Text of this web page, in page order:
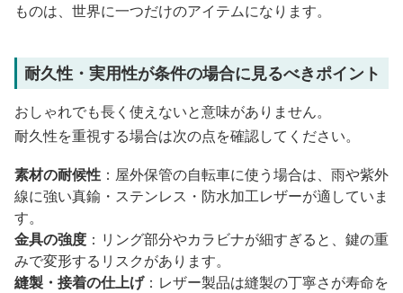
ものは、世界に一つだけのアイテムになります。
耐久性・実用性が条件の場合に見るべきポイント
おしゃれでも長く使えないと意味がありません。
耐久性を重視する場合は次の点を確認してください。
素材の耐候性 ：屋外保管の自転車に使う場合は、雨や紫外
線に強い真鍮・ステンレス・防水加工レザーが適していま
す。
金具の強度 ：リング部分やカラビナが細すぎると、鍵の重
みで変形するリスクがあります。
縫製・接着の仕上げ：レザー製品は縫製の丁寧さが寿命を